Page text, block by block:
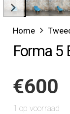
Home
Forma 5
€600
1 op voorraad